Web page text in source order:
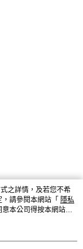
之詳情，及若您不希
請參閱本網站「 隱私
本公司得按本網站使